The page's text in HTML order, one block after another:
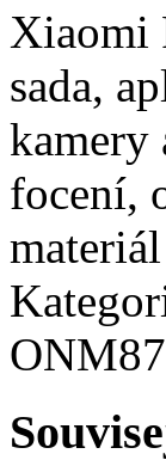
Xiaomi
sada,
focení,